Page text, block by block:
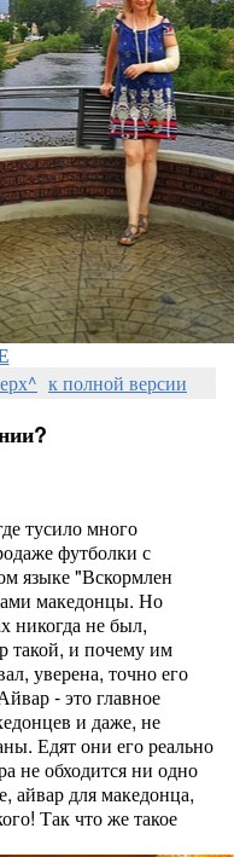
к полной версии
тусило много
футболки с
языке "Вскормлен
македонцы. Но
никогда не был,
такой, и почему им
уверена, точно его
- это главное
и даже, не
Едят они его реально
не обходится ни одно
айвар для македонца,
Так что же такое